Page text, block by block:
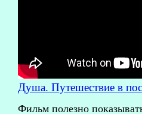
Душа. Путешествие в
Фильм полезно